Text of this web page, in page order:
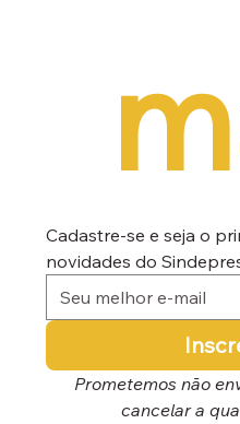
Cadastre-se e seja o
novidades do
Prometemos não
cancelar a